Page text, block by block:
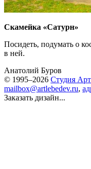
Скамейка «Сатурн»
Посидеть, подумать о
в ней.
Анатолий Буров
© 1995–2026 Студия
mailbox@artlebedev.ru,
Заказать дизайн...